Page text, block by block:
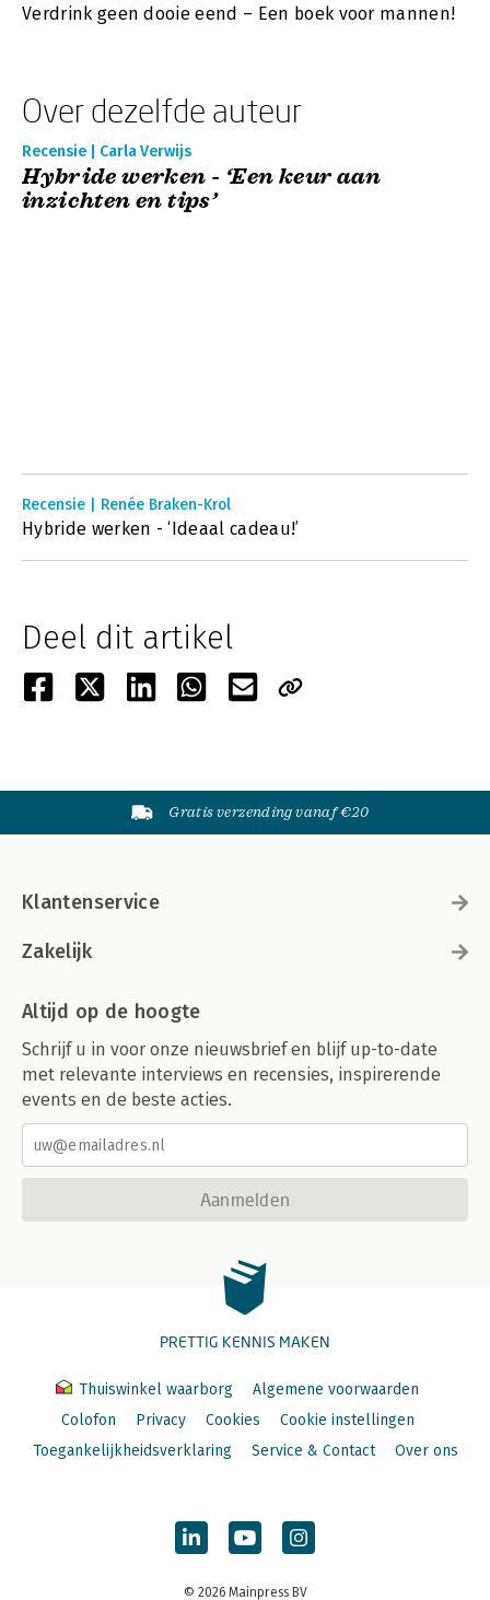
Verdrink geen dooie eend – Een boek voor mannen!
Over dezelfde auteur
Recensie | Carla Verwijs
Hybride werken - ‘Een keur aan
inzichten en tips’
Recensie | Renée Braken-Krol
Hybride werken - ‘Ideaal cadeau!’
Deel dit artikel
Gratis verzending vanaf €20
Klantenservice
Zakelijk
Altijd op de hoogte
Schrijf u in voor onze nieuwsbrief en blijf up-to-date
met relevante interviews en recensies, inspirerende
events en de beste acties.
Aanmelden
PRETTIG KENNIS MAKEN
Thuiswinkel waarborg
Algemene voorwaarden
Colofon
Privacy Cookies
Cookie instellingen
Toegankelijkheidsverklaring
Service & Contact Over ons
© 2026 Mainpress BV